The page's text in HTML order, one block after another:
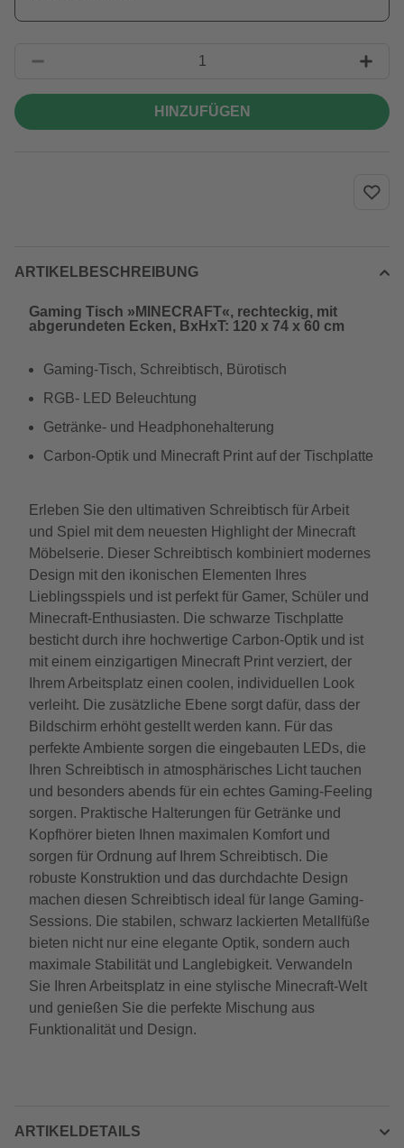
HINZUFÜGEN
ARTIKELBESCHREIBUNG
Gaming Tisch »MINECRAFT«, rechteckig, mit
abgerundeten Ecken, BxHxT: 120 x 74 x 60 cm
Gaming-Tisch, Schreibtisch, Bürotisch
RGB- LED Beleuchtung
Getränke- und Headphonehalterung
Carbon-Optik und Minecraft Print auf der Tischplatte
Erleben Sie den ultimativen Schreibtisch für Arbeit
und Spiel mit dem neuesten Highlight der Minecraft
Möbelserie. Dieser Schreibtisch kombiniert modernes
Design mit den ikonischen Elementen Ihres
Lieblingsspiels und ist perfekt für Gamer, Schüler und
Minecraft-Enthusiasten. Die schwarze Tischplatte
besticht durch ihre hochwertige Carbon-Optik und ist
mit einem einzigartigen Minecraft Print verziert, der
Ihrem Arbeitsplatz einen coolen, individuellen Look
verleiht. Die zusätzliche Ebene sorgt dafür, dass der
Bildschirm erhöht gestellt werden kann. Für das
perfekte Ambiente sorgen die eingebauten LEDs, die
Ihren Schreibtisch in atmosphärisches Licht tauchen
und besonders abends für ein echtes Gaming-Feeling
sorgen. Praktische Halterungen für Getränke und
Kopfhörer bieten Ihnen maximalen Komfort und
sorgen für Ordnung auf Ihrem Schreibtisch. Die
robuste Konstruktion und das durchdachte Design
machen diesen Schreibtisch ideal für lange Gaming-
Sessions. Die stabilen, schwarz lackierten Metallfüße
bieten nicht nur eine elegante Optik, sondern auch
maximale Stabilität und Langlebigkeit. Verwandeln
Sie Ihren Arbeitsplatz in eine stylische Minecraft-Welt
und genießen Sie die perfekte Mischung aus
Funktionalität und Design.
ARTIKELDETAILS